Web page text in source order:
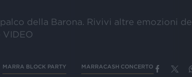
della Barona. Rivivi altre emozioni del
MARRA BLOCK PARTY MARRACASH CONCERTO BARONA